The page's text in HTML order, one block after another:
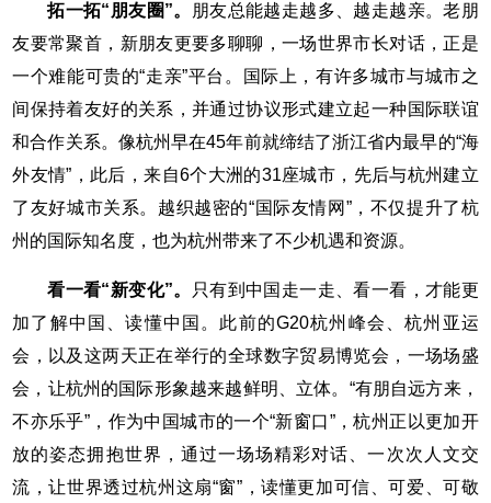
拓一拓“朋友圈”。
朋友总能越走越多、越走越亲。老朋
友要常聚首，新朋友更要多聊聊，一场世界市长对话，正是
一个难能可贵的“走亲”平台。国际上，有许多城市与城市之
间保持着友好的关系，并通过协议形式建立起一种国际联谊
和合作关系。像杭州早在45年前就缔结了浙江省内最早的“海
外友情”，此后，来自6个大洲的31座城市，先后与杭州建立
了友好城市关系。越织越密的“国际友情网”，不仅提升了杭
州的国际知名度，也为杭州带来了不少机遇和资源。
看一看“新变化”。
只有到中国走一走、看一看，才能更
加了解中国、读懂中国。此前的G20杭州峰会、杭州亚运
会，以及这两天正在举行的全球数字贸易博览会，一场场盛
会，让杭州的国际形象越来越鲜明、立体。“有朋自远方来，
不亦乐乎”，作为中国城市的一个“新窗口”，杭州正以更加开
放的姿态拥抱世界，通过一场场精彩对话、一次次人文交
流，让世界透过杭州这扇“窗”，读懂更加可信、可爱、可敬